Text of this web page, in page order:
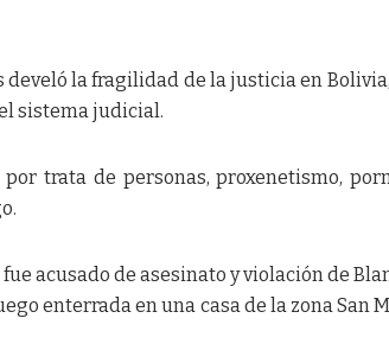
la fragilidad de la justicia en
sistema judicial.
trata de personas, proxenetismo,
acusado de asesinato y violación de
enterrada en una casa de la zona San